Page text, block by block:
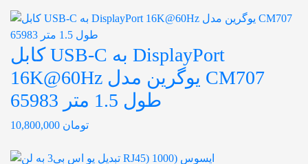
کابل USB-C به DisplayPort
16K@60Hz یوگرین مدل CM707
65983 طول 1.5 متر
10,800,000 تومان